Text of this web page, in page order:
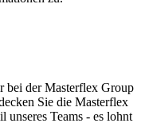
bei der Masterflex Group
Sie die Masterflex
unseres Teams - es lohnt